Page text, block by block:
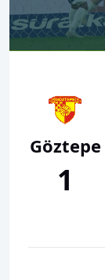
00:00
Göztepe
1